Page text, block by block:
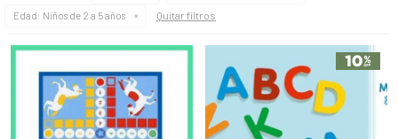
Edad: Niños de 2 a 5 años Quitar filtros